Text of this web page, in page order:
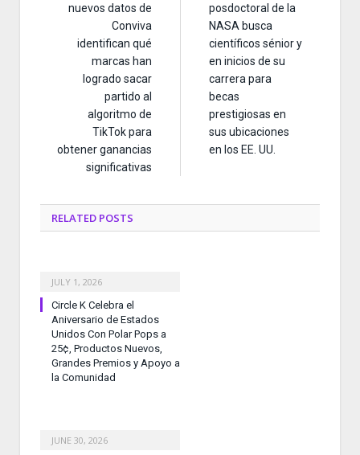
nuevos datos de
Conviva
identifican qué
marcas han
logrado sacar
partido al
algoritmo de
TikTok para
obtener ganancias
significativas
posdoctoral de la
NASA busca
científicos sénior y
en inicios de su
carrera para
becas
prestigiosas en
sus ubicaciones
en los EE. UU.
RELATED POSTS
JULY 1, 2026
Circle K Celebra el
Aniversario de Estados
Unidos Con Polar Pops a
25¢, Productos Nuevos,
Grandes Premios y Apoyo a
la Comunidad
JUNE 30, 2026